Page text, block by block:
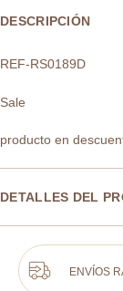
DESCRIPCIÓN
REF-RS0189D
Sale
producto en
DETALLES DEL
ENVÍOS